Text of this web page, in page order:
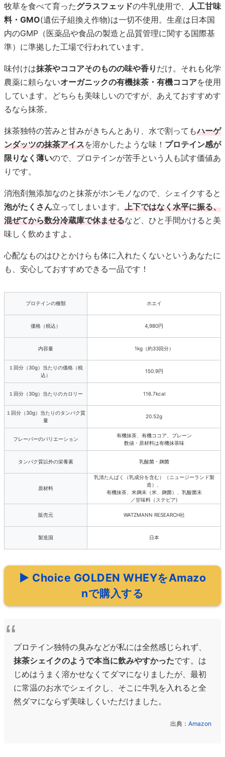
牧草を食べて育ったグラスフェッドの牛乳使用で、
人工甘味
料・GMO(遺伝子組換え作物)は一切不使用。生産は日本国
内のGMP（医薬品や食品の製造と品質管理に関する国際基
準）に準拠した工場で行われています。
味付けは抹茶やココアそのものの味や香り だけ。それも化学
農薬に頼らないオーガニックの有機抹茶・有機ココアを使用
しています。どちらも美味しいのですが、あえておすすめす
るなら抹茶。
抹茶独特の苦みと甘みがきちんとあり、水で割ってもハーゲ
ンダッツの抹茶アイスを溶かしたような味！ プロテイン感が
限りなく薄いので、プロテインが苦手という人も試す価値あ
りです。
消泡剤無添加なのと抹茶がホンモノなので、シェイクすると
泡がたくさん立ってしまいます。 上下ではなく水平に振る、
混ぜてから数分冷蔵庫で休ませるなど、ひと手間かけると美
味しく飲めますよ。
心配なものはひとかけらも体に入れたくないというあなたに
も、安心しておすすめできる一品です！
プロテインの種類 ホエイ
価格（税込） 4,980円
内容量 1kg（約33回分）
１回分（30g）当たりの価格（税
込）
150.9円
１回分（30g）当たりのカロリー 116.7kcal
１回分（30g）当たりのタンパク質
量
20.52g
フレーバーのバリエーション
有機抹茶、有機ココア、プレーン
数値・原材料は有機抹茶味
タンパク質以外の栄養素 乳酸菌・麹菌
原材料
乳清たんぱく（乳成分を含む）（ニュージーランド製
造）、
有機抹茶、米麹末（米、麹菌）、乳酸菌末
／甘味料（ステビア)
販売元 WATZMANN RESEARCH社
製造国 日本
▶ Choice GOLDEN WHEYをAmazo
nで購入する
プロテイン独特の臭みなどが私には全然感じられず、
抹茶シェイクのようで本当に飲みやすかったです。は
じめはうまく溶かせなくてダマになりましたが、最初
に常温のお水でシェイクし、そこに牛乳を入れると全
然ダマにならず美味しくいただけました。
出典： Amazon